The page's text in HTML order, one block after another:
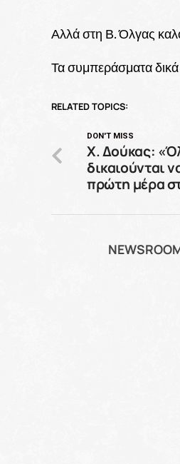
Αλλά στη Β. Όλγας
Τα συμπεράσματα
RELATED TOPICS:
DON'T MISS
Χ. Δούκας:
δικαιούνται
πρώτη μέρα